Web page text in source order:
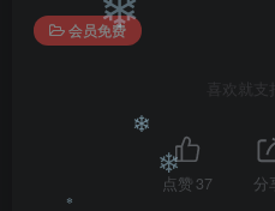
会员免费
喜欢就
点赞 37 分
❄
❄
❄